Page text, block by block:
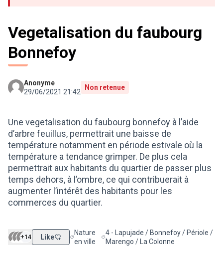
Vegetalisation du faubourg
Bonnefoy
Anonyme
29/06/2021 21:42
Non retenue
Une vegetalisation du faubourg bonnefoy à l’aide
d’arbre feuillus, permettrait une baisse de
température notamment en période estivale où la
température a tendance grimper. De plus cela
permettrait aux habitants du quartier de passer plus
temps dehors, à l’ombre, ce qui contribuerait à
augmenter l’intérêt des habitants pour les
commerces du quartier.
+14 Like Filtrer les résultats de la catégorie : Nature en ville
Nature
en ville
Filtrer les résultats pour le secteur : 4
4 - Lapujade / Bonnefoy / Périole /
Marengo / La Colonne